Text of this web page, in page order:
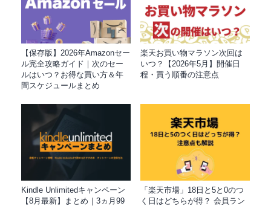
【保存版】2026年Amazonセー
ル完全攻略ガイド｜次のセー
ルはいつ？お得な買い方＆年
間スケジュールまとめ
楽天お買い物マラソン次回は
いつ？【2026年5月】開催日
程・買う順番の注意点
Kindle Unlimitedキャンペーン
【8月最新】まとめ｜3ヵ月99
「楽天市場」18日と5と0のつ
く日はどちらが得？ 会員ラン